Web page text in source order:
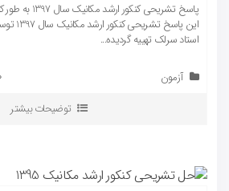
پاسخ تشریحی
این
استاد سرلک تهییه گردیده...
آزمون
توضیحات بیشتر